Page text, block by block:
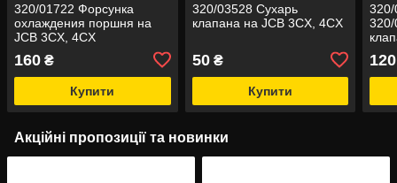
320/01722 Форсунка
охлаждения поршня на
JCB 3CX, 4CX
160 ₴
Купити
320/03528 Сухарь
клапана на JCB 3CX, 4CX
50₴
Купити
120
Акційні пропозиції та новинки